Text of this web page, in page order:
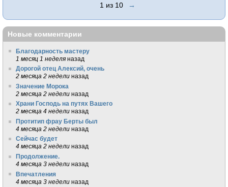
1 из 10 →
Новые комментарии
Благодарность мастеру
1 месяц 1 неделя назад
Дорогой отец Алексий, очень
2 месяца 2 недели назад
Значение Морока
2 месяца 2 недели назад
Храни Господь на путях Вашего
2 месяца 4 недели назад
Протитип фрау Берты был
4 месяца 2 недели назад
Сейчас будет
4 месяца 2 недели назад
Продолжение.
4 месяца 3 недели назад
Впечатления
4 месяца 3 недели назад